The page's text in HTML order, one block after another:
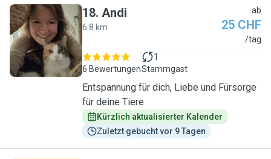
A
18. Andi
6.8 km
ab
25 CHF
/tag
6 Bewertungen
1
Stammgast
Entspannung für dich, Liebe und Fürsorge
für deine Tiere
Kürzlich aktualisierter Kalender
Zuletzt gebucht vor 9 Tagen